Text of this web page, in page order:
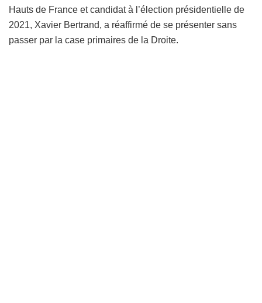
Hauts de France et candidat à l’élection présidentielle de
2021, Xavier Bertrand, a réaffirmé de se présenter sans
passer par la case primaires de la Droite.